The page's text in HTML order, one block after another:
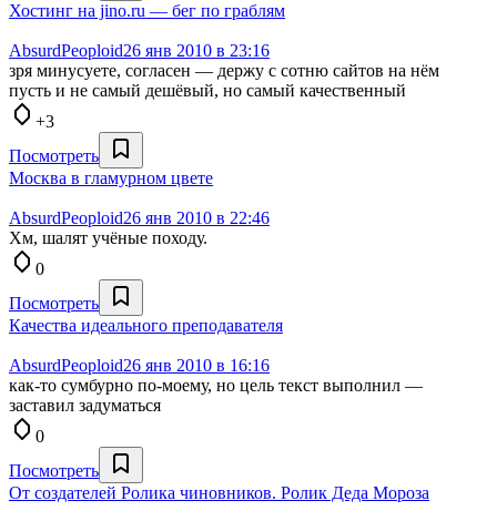
Хостинг на jino.ru — бег по граблям
AbsurdPeoploid26 янв 2010 в 23:16
зря минусуете, согласен — держу с сотню сайтов на нём
пусть и не самый дешёвый, но самый качественный
+3
Посмотреть
Москва в гламурном цвете
AbsurdPeoploid26 янв 2010 в 22:46
Хм, шалят учёные походу.
0
Посмотреть
Качества идеального преподавателя
AbsurdPeoploid26 янв 2010 в 16:16
как-то сумбурно по-моему, но цель текст выполнил —
заставил задуматься
0
Посмотреть
От создателей Ролика чиновников. Ролик Деда Мороза